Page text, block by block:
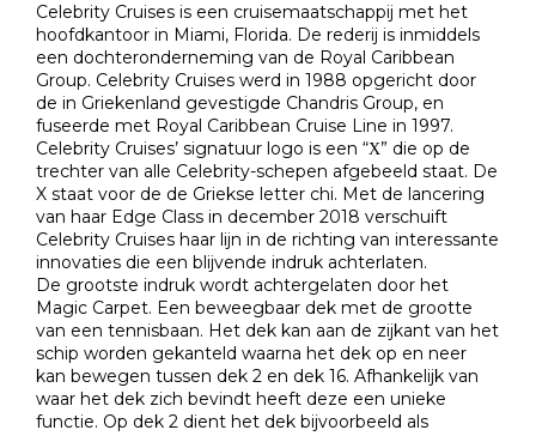
Celebrity Cruises is een cruisemaatschappij met het
hoofdkantoor in Miami, Florida. De rederij is inmiddels
een dochteronderneming van de Royal Caribbean
Group. Celebrity Cruises werd in 1988 opgericht door
de in Griekenland gevestigde Chandris Group, en
fuseerde met Royal Caribbean Cruise Line in 1997.
Celebrity Cruises’ signatuur logo is een “Χ” die op de
trechter van alle Celebrity-schepen afgebeeld staat. De
X staat voor de de Griekse letter chi. Met de lancering
van haar Edge Class in december 2018 verschuift
Celebrity Cruises haar lijn in de richting van interessante
innovaties die een blijvende indruk achterlaten.
De grootste indruk wordt achtergelaten door het
Magic Carpet. Een beweegbaar dek met de grootte
van een tennisbaan. Het dek kan aan de zijkant van het
schip worden gekanteld waarna het dek op en neer
kan bewegen tussen dek 2 en dek 16. Afhankelijk van
waar het dek zich bevindt heeft deze een unieke
functie. Op dek 2 dient het dek bijvoorbeeld als